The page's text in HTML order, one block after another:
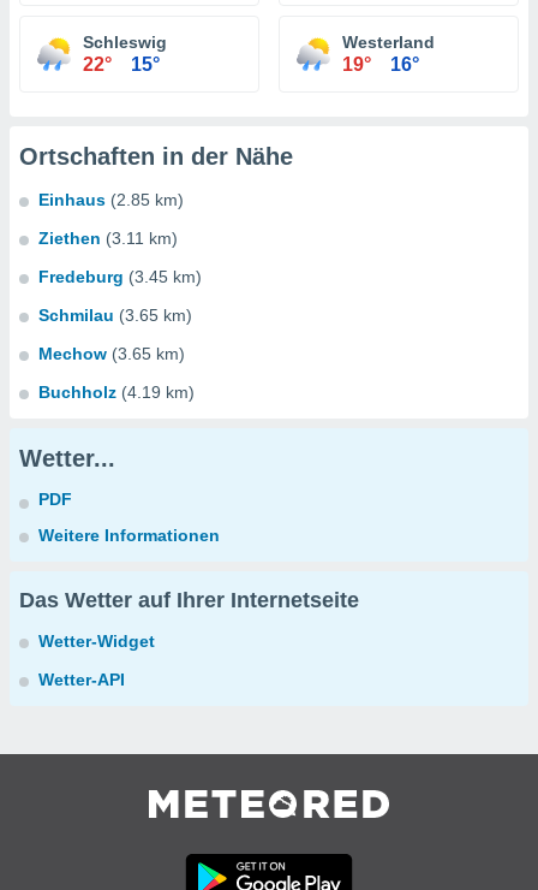
Schleswig
22° 15°
Westerland
19° 16°
Ortschaften in der Nähe
Einhaus (2.85 km)
Ziethen (3.11 km)
Fredeburg (3.45 km)
Schmilau (3.65 km)
Mechow (3.65 km)
Buchholz (4.19 km)
Wetter...
PDF
Weitere Informationen
Das Wetter auf Ihrer Internetseite
Wetter-Widget
Wetter-API